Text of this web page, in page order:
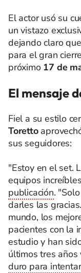
El actor usó su
un vistazo
dejando claro
para el gran
próximo 17 de
El mensaje
Fiel a su estilo
Toretto
sus seguidores:
"Estoy en el set.
equipos
publicación.
darles las
mundo, los
pacientes con la
estudio y han
últimos tres años
duro para